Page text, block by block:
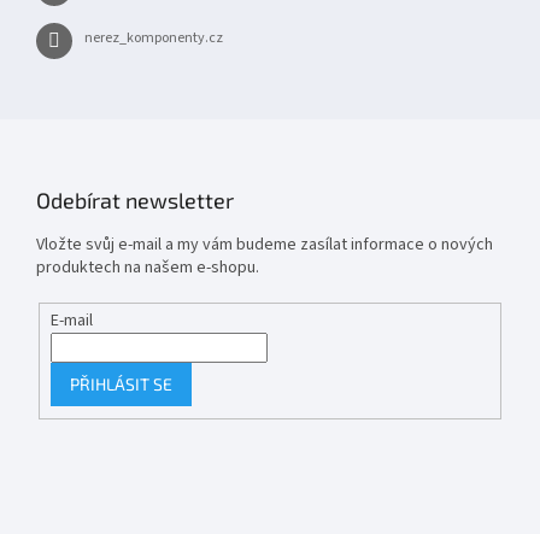
nerez_komponenty.cz
Odebírat newsletter
Vložte svůj e-mail a my vám budeme zasílat informace o nových
produktech na našem e-shopu.
E-mail
PŘIHLÁSIT SE